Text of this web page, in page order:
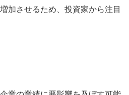
加させるため、投資家から注目